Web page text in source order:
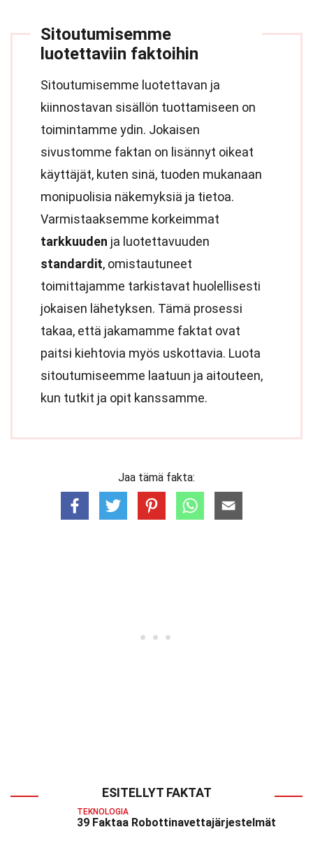
Sitoutumisemme
luotettaviin faktoihin
Sitoutumisemme luotettavan ja
kiinnostavan sisällön tuottamiseen on
toimintamme ydin. Jokaisen
sivustomme faktan on lisännyt oikeat
käyttäjät, kuten sinä, tuoden mukanaan
monipuolisia näkemyksiä ja tietoa.
Varmistaaksemme korkeimmat
tarkkuuden ja luotettavuuden
standardit, omistautuneet
toimittajamme tarkistavat huolellisesti
jokaisen lähetyksen. Tämä prosessi
takaa, että jakamamme faktat ovat
paitsi kiehtovia myös uskottavia. Luota
sitoutumiseemme laatuun ja aitouteen,
kun tutkit ja opit kanssamme.
Jaa tämä fakta:
ESITELLYT FAKTAT
TEKNOLOGIA
39 Faktaa Robottinavettajärjestelmät